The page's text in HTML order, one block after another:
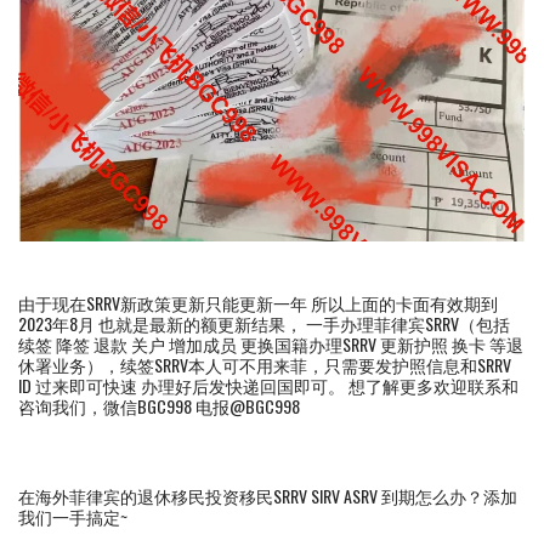
由于现在SRRV新政策更新只能更新一年 所以上面的卡面有效期到
2023年8月 也就是最新的额更新结果， 一手办理菲律宾SRRV（包括
续签 降签 退款 关户 增加成员 更换国籍办理SRRV 更新护照 换卡 等退
休署业务），续签SRRV本人可不用来菲，只需要发护照信息和SRRV
ID 过来即可快速 办理好后发快递回国即可。 想了解更多欢迎联系和
咨询我们，微信BGC998 电报@BGC998
在海外菲律宾的退休移民投资移民SRRV SIRV ASRV 到期怎么办？添加
我们一手搞定~